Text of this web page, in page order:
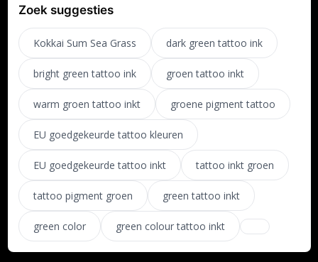
Zoek suggesties
Kokkai Sum Sea Grass dark green tattoo ink
bright green tattoo ink groen tattoo inkt
warm groen tattoo inkt groene pigment tattoo
EU goedgekeurde tattoo kleuren
EU goedgekeurde tattoo inkt tattoo inkt groen
tattoo pigment groen green tattoo inkt
green color green colour tattoo inkt